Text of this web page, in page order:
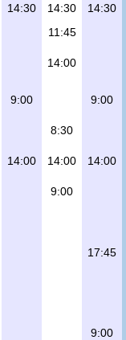
14:30 14:30 14:30
11:45
14:00
9:00 9:00
8:30
14:00 14:00 14:00
9:00
17:45
9:00